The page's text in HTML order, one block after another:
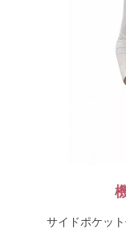
サイドポケッ